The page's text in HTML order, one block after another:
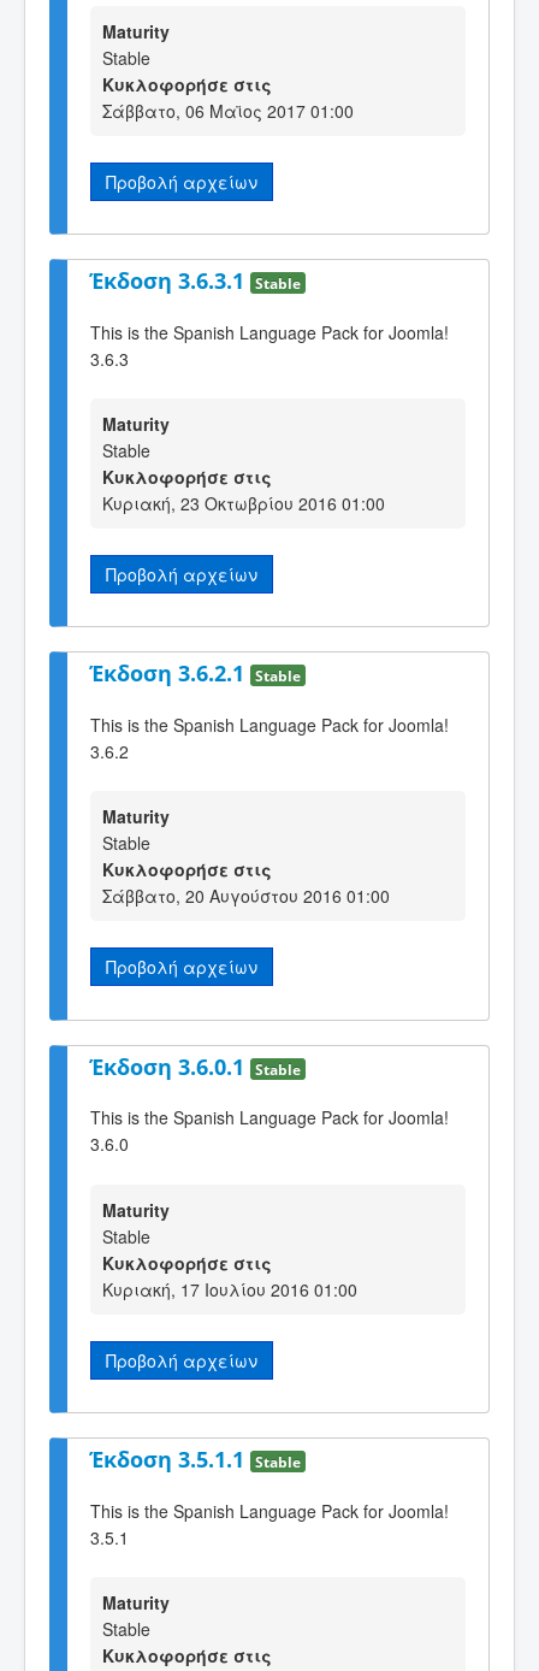
Maturity
Stable
Κυκλοφορήσε στις
Σάββατο, 06 Μαϊος 2017 01:00
Προβολή αρχείων
Έκδοση 3.6.3.1 Stable
This is the Spanish Language Pack for Joomla!
3.6.3
Maturity
Stable
Κυκλοφορήσε στις
Κυριακή, 23 Οκτωβρίου 2016 01:00
Προβολή αρχείων
Έκδοση 3.6.2.1 Stable
This is the Spanish Language Pack for Joomla!
3.6.2
Maturity
Stable
Κυκλοφορήσε στις
Σάββατο, 20 Αυγούστου 2016 01:00
Προβολή αρχείων
Έκδοση 3.6.0.1 Stable
This is the Spanish Language Pack for Joomla!
3.6.0
Maturity
Stable
Κυκλοφορήσε στις
Κυριακή, 17 Ιουλίου 2016 01:00
Προβολή αρχείων
Έκδοση 3.5.1.1 Stable
This is the Spanish Language Pack for Joomla!
3.5.1
Maturity
Stable
Κυκλοφορήσε στις